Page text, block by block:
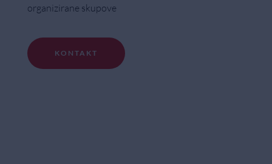
organizirane skupove
KONTAKT